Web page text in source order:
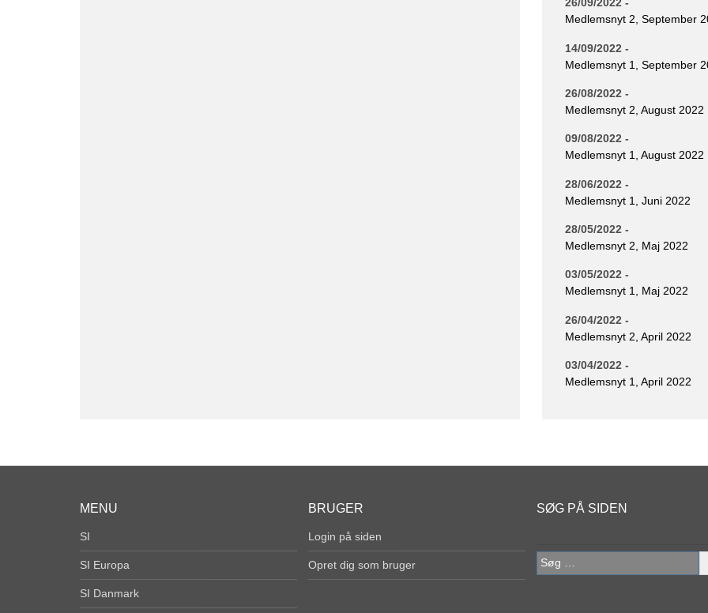
26/09/2022 -
Medlemsnyt 2, September
14/09/2022 -
Medlemsnyt 1, September
26/08/2022 -
Medlemsnyt 2, August 2022
09/08/2022 -
Medlemsnyt 1, August 2022
28/06/2022 -
Medlemsnyt 1, Juni 2022
28/05/2022 -
Medlemsnyt 2, Maj 2022
03/05/2022 -
Medlemsnyt 1, Maj 2022
26/04/2022 -
Medlemsnyt 2, April 2022
03/04/2022 -
Medlemsnyt 1, April 2022
MENU
SI
SI Europa
SI Danmark
BRUGER
Login på siden
Opret dig som bruger
SØG PÅ SIDEN
Søg
efter: